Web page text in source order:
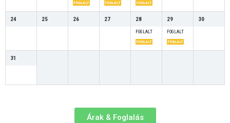
FOGLALT FOGLALT FOGLALT
24 25 26 27 28
FOGLALT
FOGLALT
29
FOGLALT
FOGLALT
30
31
Árak & Foglalás